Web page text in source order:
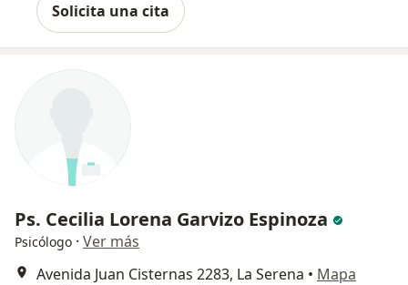
Solicita una cita
Ps. Cecilia Lorena Garvizo Espinoza
Psicólogo · Ver más
Avenida Juan Cisternas 2283, La Serena • Mapa